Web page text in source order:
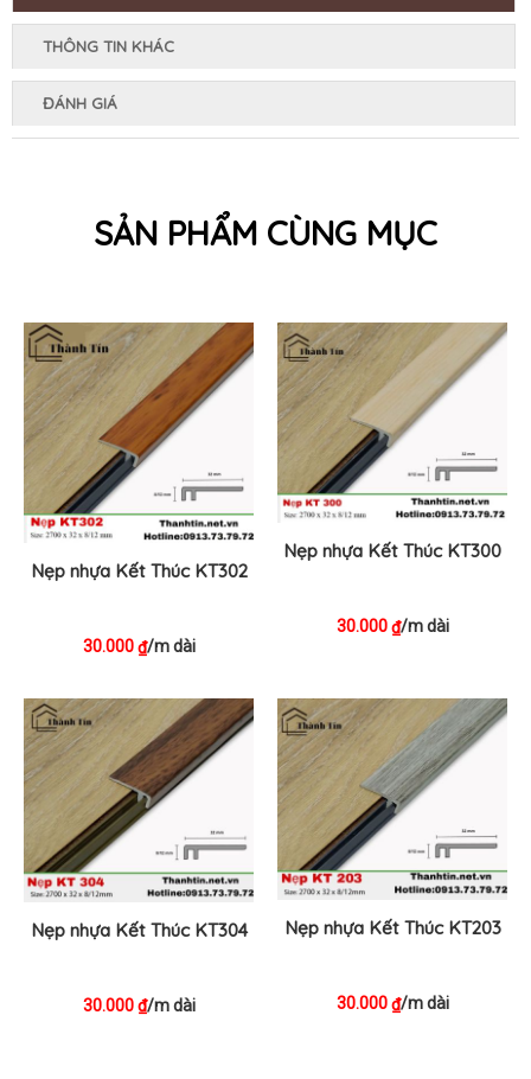
THÔNG TIN KHÁC
ĐÁNH GIÁ
SẢN PHẨM CÙNG MỤC
Nẹp nhựa Kết Thúc KT302
30.000₫/m dài
Nẹp nhựa Kết Thúc KT300
30.000₫/m dài
Nẹp nhựa Kết Thúc KT304
30.000₫/m dài
Nẹp nhựa Kết Thúc KT203
30.000₫/m dài